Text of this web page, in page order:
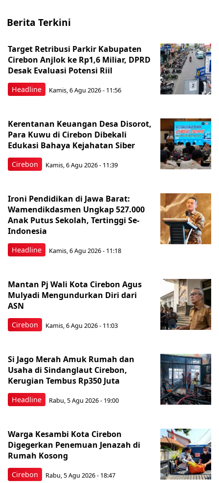
Berita Terkini
Headline
Target Retribusi Parkir Kabupaten
Cirebon Anjlok ke Rp1,6 Miliar, DPRD
Desak Evaluasi Potensi Riil
Kamis, 6 Agu 2026 - 11:56
Cirebon
Kerentanan Keuangan Desa Disorot,
Para Kuwu di Cirebon Dibekali
Edukasi Bahaya Kejahatan Siber
Kamis, 6 Agu 2026 - 11:39
Headline
Ironi Pendidikan di Jawa Barat:
Wamendikdasmen Ungkap 527.000
Anak Putus Sekolah, Tertinggi Se-
Indonesia
Kamis, 6 Agu 2026 - 11:18
Cirebon
Mantan Pj Wali Kota Cirebon Agus
Mulyadi Mengundurkan Diri dari
ASN
Kamis, 6 Agu 2026 - 11:03
Headline
Si Jago Merah Amuk Rumah dan
Usaha di Sindanglaut Cirebon,
Kerugian Tembus Rp350 Juta
Rabu, 5 Agu 2026 - 19:00
Cirebon
Warga Kesambi Kota Cirebon
Digegerkan Penemuan Jenazah di
Rumah Kosong
Rabu, 5 Agu 2026 - 18:47